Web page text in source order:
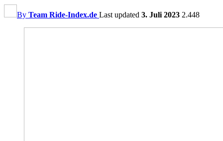
By Team Ride-Index.de Last updated 3. Juli 2023 2.448